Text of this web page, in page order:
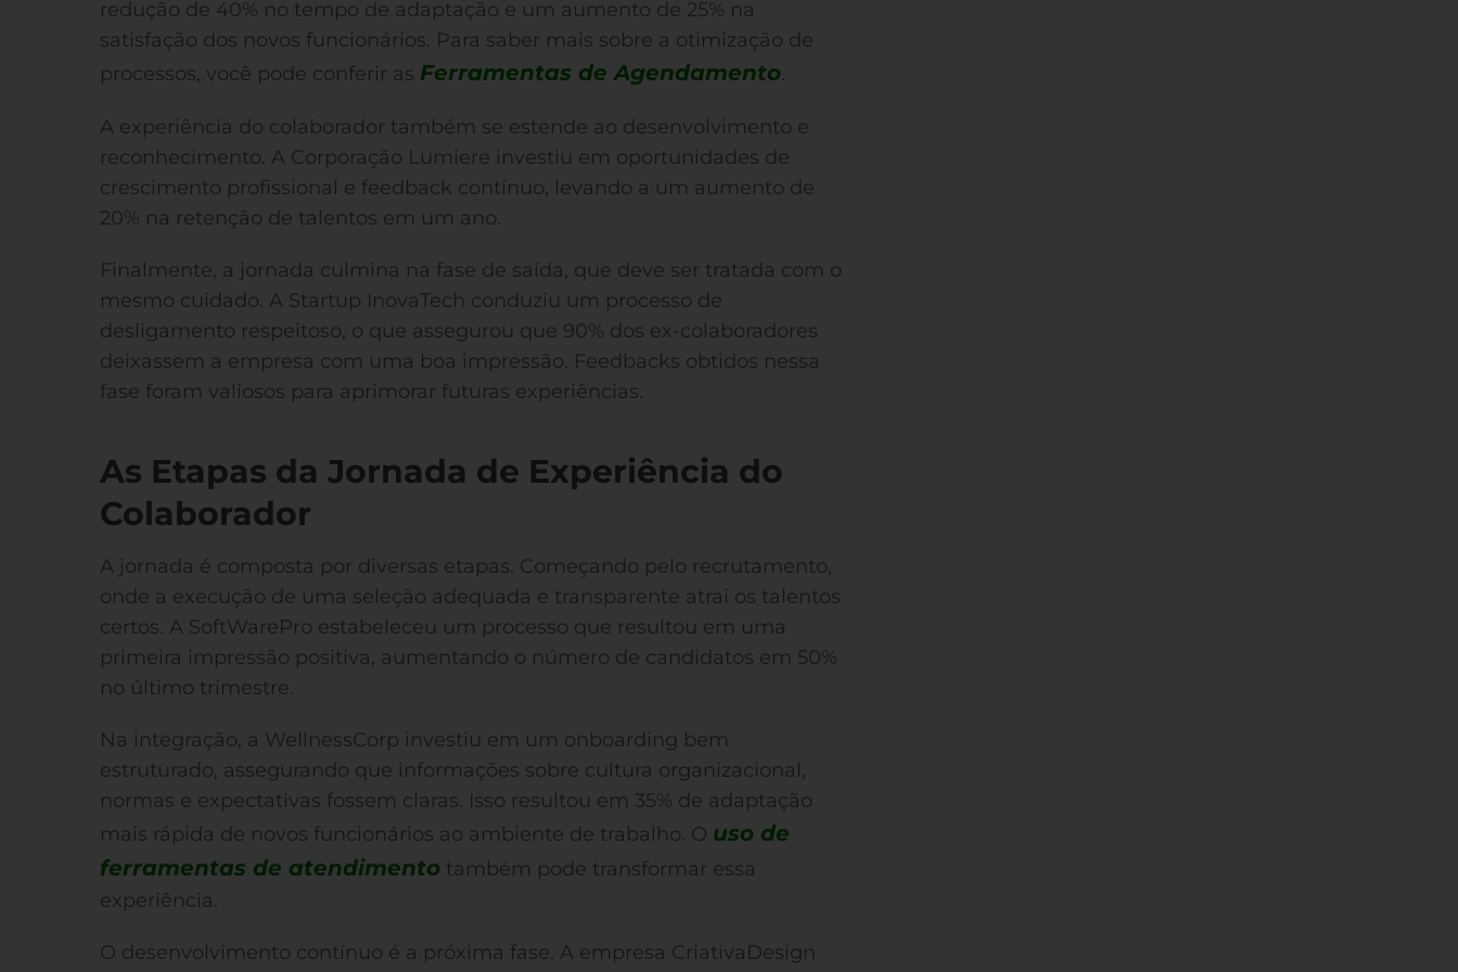
redução de 40% no tempo de adaptação e um aumento de 25% na
satisfação dos novos funcionários. Para saber mais sobre a otimização de
processos, você pode conferir as Ferramentas de Agendamento.
A experiência do colaborador também se estende ao desenvolvimento e
reconhecimento. A Corporação Lumiere investiu em oportunidades de
crescimento profissional e feedback contínuo, levando a um aumento de
20% na retenção de talentos em um ano.
Finalmente, a jornada culmina na fase de saída, que deve ser tratada com o
mesmo cuidado. A Startup InovaTech conduziu um processo de
desligamento respeitoso, o que assegurou que 90% dos ex-colaboradores
deixassem a empresa com uma boa impressão. Feedbacks obtidos nessa
fase foram valiosos para aprimorar futuras experiências.
As Etapas da Jornada de Experiência do
Colaborador
A jornada é composta por diversas etapas. Começando pelo recrutamento,
onde a execução de uma seleção adequada e transparente atrai os talentos
certos. A SoftWarePro estabeleceu um processo que resultou em uma
primeira impressão positiva, aumentando o número de candidatos em 50%
no último trimestre.
Na integração, a WellnessCorp investiu em um onboarding bem
estruturado, assegurando que informações sobre cultura organizacional,
normas e expectativas fossem claras. Isso resultou em 35% de adaptação
mais rápida de novos funcionários ao ambiente de trabalho. O uso de
ferramentas de atendimento também pode transformar essa
experiência.
O desenvolvimento contínuo é a próxima fase. A empresa CriativaDesign